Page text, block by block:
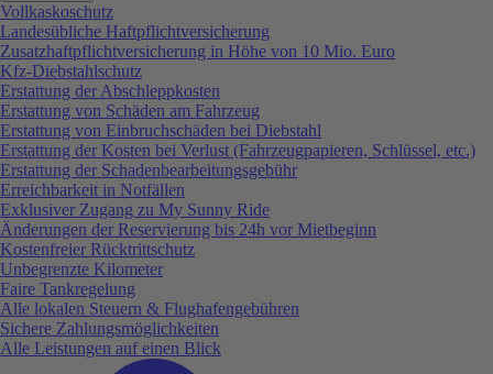
Vollkaskoschutz
Landesübliche Haftpflichtversicherung
Zusatzhaftpflichtversicherung in Höhe von 10 Mio. Euro
Kfz-Diebstahlschutz
Erstattung der Abschleppkosten
Erstattung von Schäden am Fahrzeug
Erstattung von Einbruchschäden bei Diebstahl
Erstattung der Kosten bei Verlust (Fahrzeugpapieren, Schlüssel, etc.)
Erstattung der Schadenbearbeitungsgebühr
Erreichbarkeit in Notfällen
Exklusiver Zugang zu My Sunny Ride
Änderungen der Reservierung bis 24h vor Mietbeginn
Kostenfreier Rücktrittschutz
Unbegrenzte Kilometer
Faire Tankregelung
Alle lokalen Steuern & Flughafengebühren
Sichere Zahlungsmöglichkeiten
Alle Leistungen auf einen Blick